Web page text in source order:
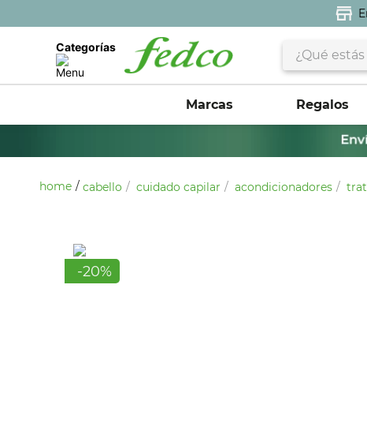
Categorías ¿Qué estás
Marcas Regalos
cabello cuidado capilar acondicionadores
-20%